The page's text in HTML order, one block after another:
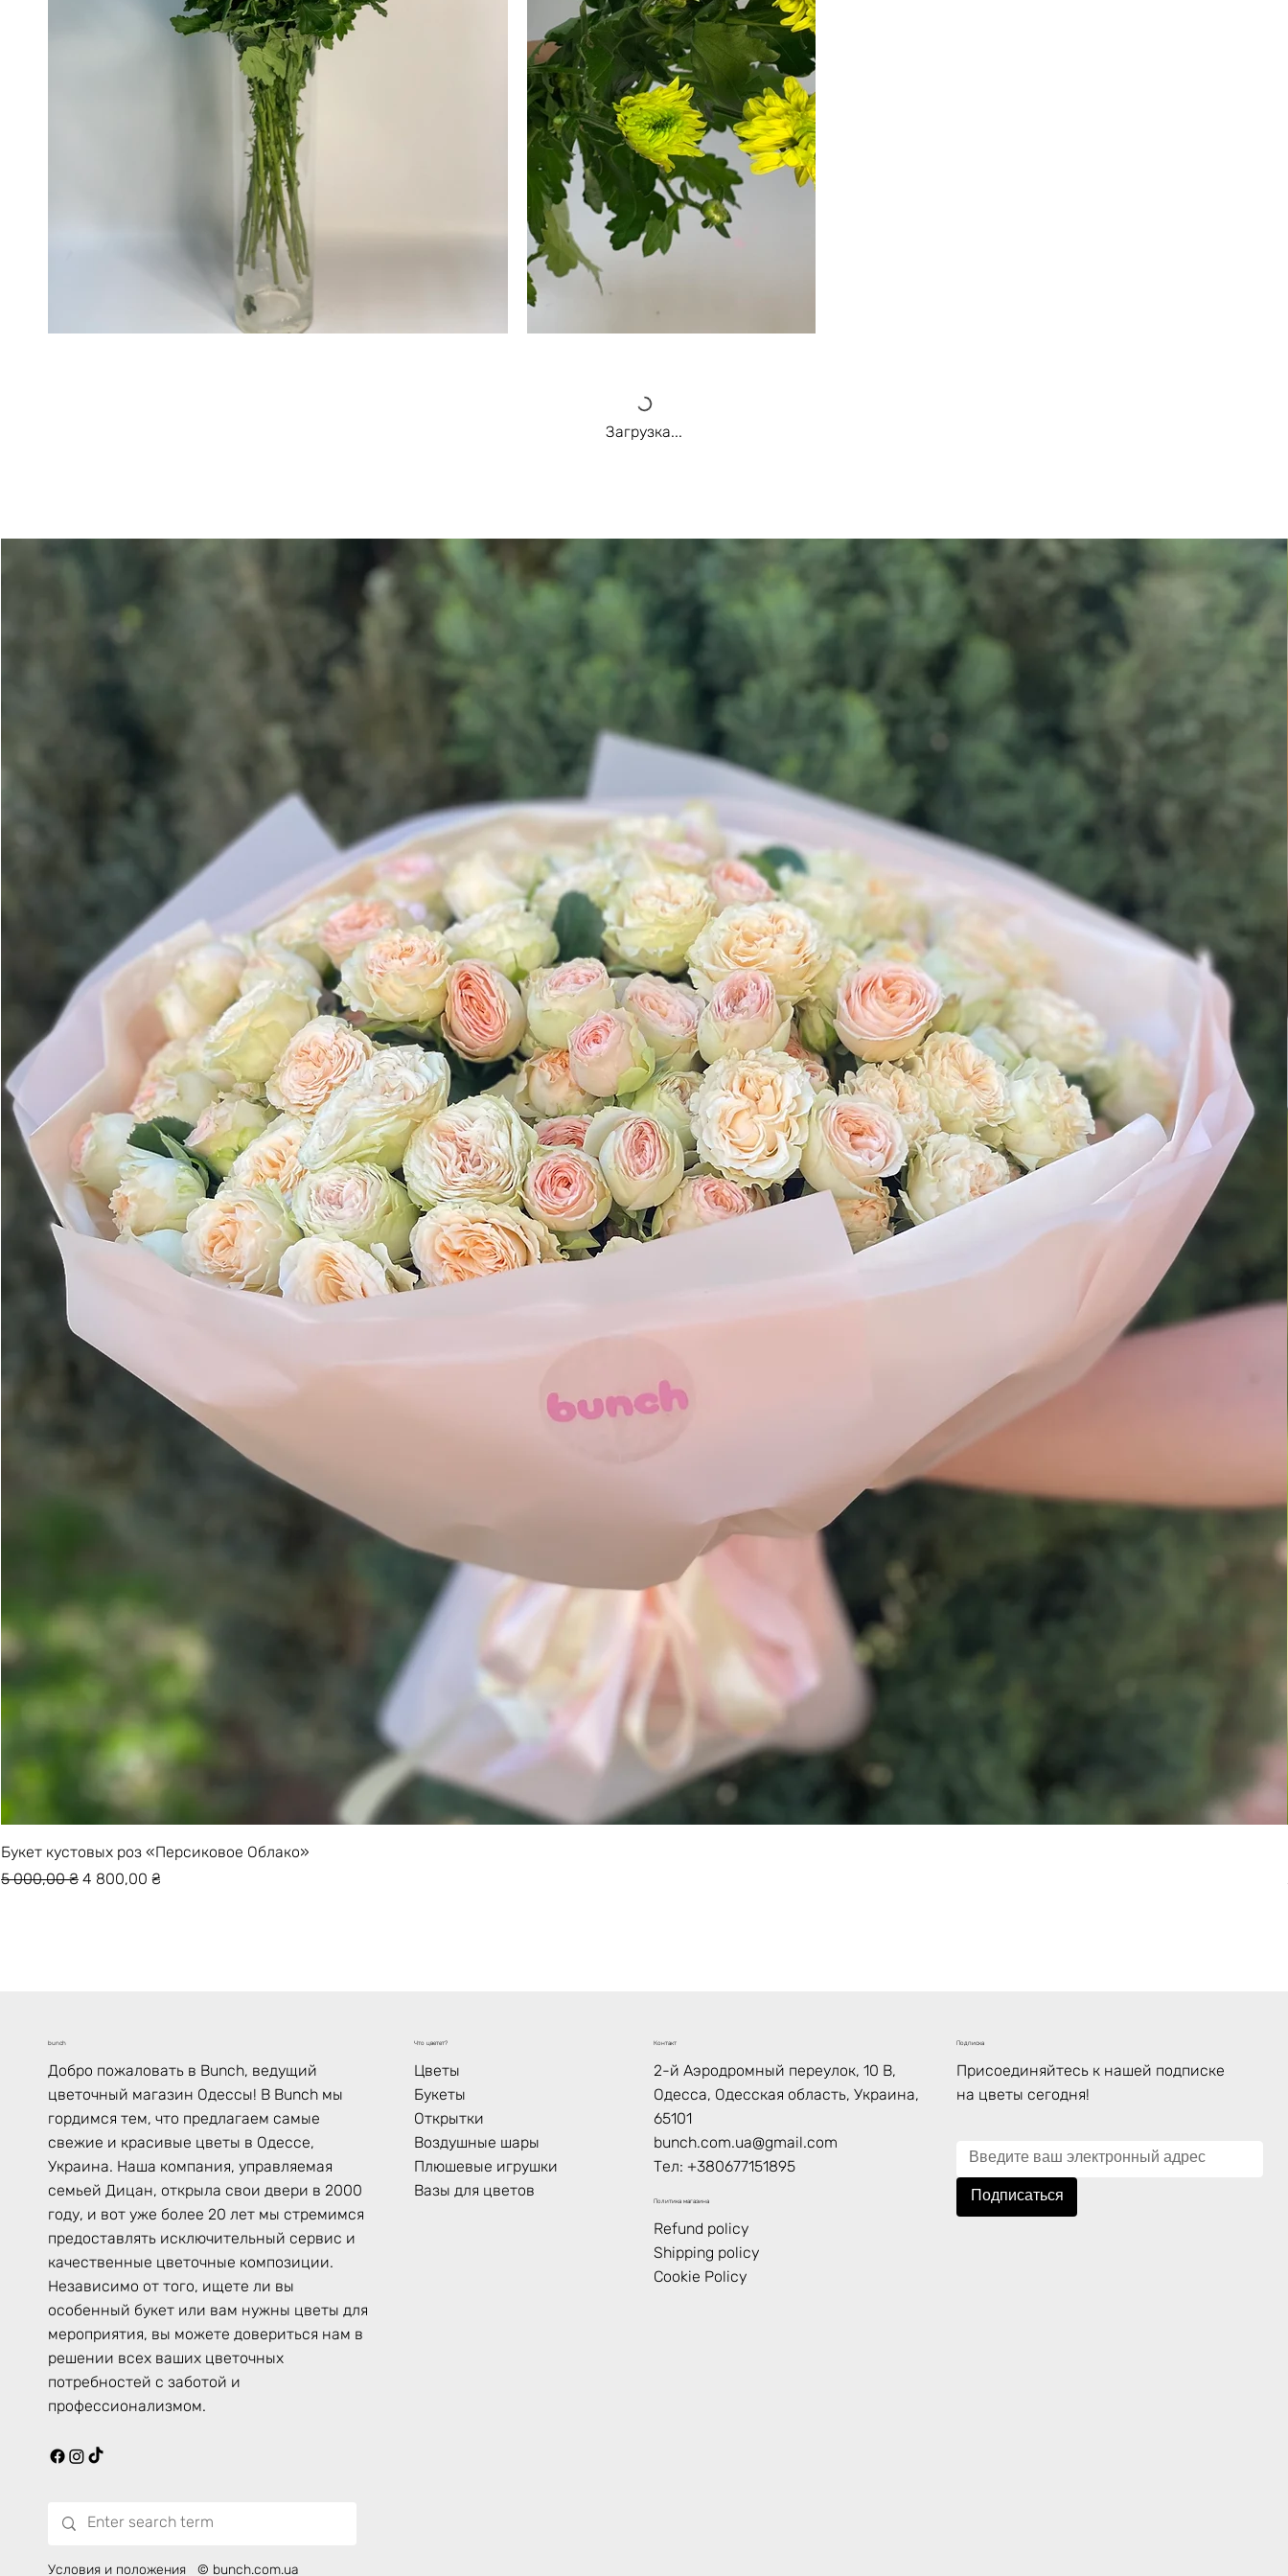
Загрузка...
Букет кустовых роз «Персиковое Облако»
Обычная цена
5 000,00 ₴ Цена со скидкой
4 800,00 ₴
bunch
Добро пожаловать в Bunch, ведущий
цветочный магазин Одессы! В Bunch мы
гордимся тем, что предлагаем самые
свежие и красивые цветы в Одессе,
Украина. Наша компания, управляемая
семьей Дицан, открыла свои двери в 2000
году, и вот уже более 20 лет мы стремимся
предоставлять исключительный сервис и
качественные цветочные композиции.
Независимо от того, ищете ли вы
особенный букет или вам нужны цветы для
мероприятия, вы можете довериться нам в
решении всех ваших цветочных
потребностей с заботой и
профессионализмом.
Что цветет?
Цветы
Букеты
Открытки
Воздушные шары
Плюшевые игрушки
Вазы для цветов
Контакт
2-й Аэродромный переулок, 10 В,
Одесса, Одесская область, Украина,
65101
bunch.com.ua@gmail.com
Тел: +380677151895
Политика магазина
Refund policy
Shipping policy
Cookie Policy
Подписка
Присоединяйтесь к нашей подписке
на цветы сегодня!
Подписаться
Условия и положения © bunch.com.ua